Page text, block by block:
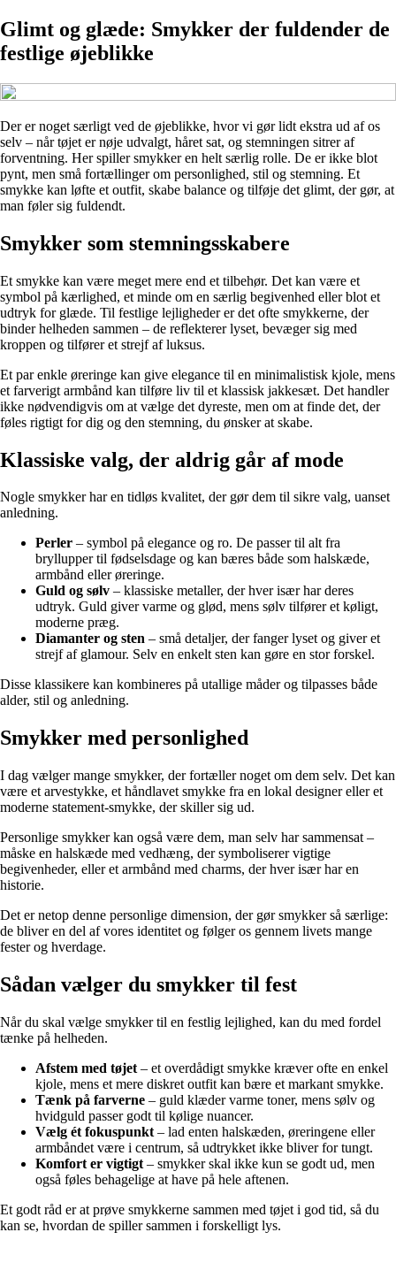
Glimt og glæde: Smykker der fuldender de
festlige øjeblikke
Der er noget særligt ved de øjeblikke, hvor vi gør lidt ekstra ud af os
selv – når tøjet er nøje udvalgt, håret sat, og stemningen sitrer af
forventning. Her spiller smykker en helt særlig rolle. De er ikke blot
pynt, men små fortællinger om personlighed, stil og stemning. Et
smykke kan løfte et outfit, skabe balance og tilføje det glimt, der gør, at
man føler sig fuldendt.
Smykker som stemningsskabere
Et smykke kan være meget mere end et tilbehør. Det kan være et
symbol på kærlighed, et minde om en særlig begivenhed eller blot et
udtryk for glæde. Til festlige lejligheder er det ofte smykkerne, der
binder helheden sammen – de reflekterer lyset, bevæger sig med
kroppen og tilfører et strejf af luksus.
Et par enkle øreringe kan give elegance til en minimalistisk kjole, mens
et farverigt armbånd kan tilføre liv til et klassisk jakkesæt. Det handler
ikke nødvendigvis om at vælge det dyreste, men om at finde det, der
føles rigtigt for dig og den stemning, du ønsker at skabe.
Klassiske valg, der aldrig går af mode
Nogle smykker har en tidløs kvalitet, der gør dem til sikre valg, uanset
anledning.
Perler – symbol på elegance og ro. De passer til alt fra
bryllupper til fødselsdage og kan bæres både som halskæde,
armbånd eller øreringe.
Guld og sølv – klassiske metaller, der hver især har deres
udtryk. Guld giver varme og glød, mens sølv tilfører et køligt,
moderne præg.
Diamanter og sten – små detaljer, der fanger lyset og giver et
strejf af glamour. Selv en enkelt sten kan gøre en stor forskel.
Disse klassikere kan kombineres på utallige måder og tilpasses både
alder, stil og anledning.
Smykker med personlighed
I dag vælger mange smykker, der fortæller noget om dem selv. Det kan
være et arvestykke, et håndlavet smykke fra en lokal designer eller et
moderne statement-smykke, der skiller sig ud.
Personlige smykker kan også være dem, man selv har sammensat –
måske en halskæde med vedhæng, der symboliserer vigtige
begivenheder, eller et armbånd med charms, der hver især har en
historie.
Det er netop denne personlige dimension, der gør smykker så særlige:
de bliver en del af vores identitet og følger os gennem livets mange
fester og hverdage.
Sådan vælger du smykker til fest
Når du skal vælge smykker til en festlig lejlighed, kan du med fordel
tænke på helheden.
Afstem med tøjet – et overdådigt smykke kræver ofte en enkel
kjole, mens et mere diskret outfit kan bære et markant smykke.
Tænk på farverne – guld klæder varme toner, mens sølv og
hvidguld passer godt til kølige nuancer.
Vælg ét fokuspunkt – lad enten halskæden, øreringene eller
armbåndet være i centrum, så udtrykket ikke bliver for tungt.
Komfort er vigtigt – smykker skal ikke kun se godt ud, men
også føles behagelige at have på hele aftenen.
Et godt råd er at prøve smykkerne sammen med tøjet i god tid, så du
kan se, hvordan de spiller sammen i forskelligt lys.